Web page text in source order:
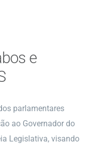
e
parlamentares
ao Governador do
Legislativa, visando